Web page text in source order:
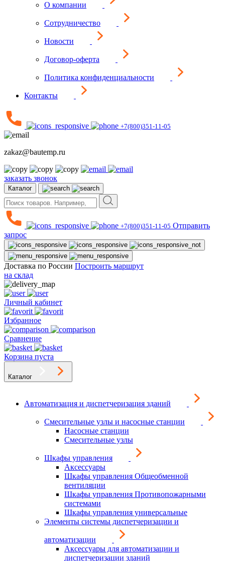
О компании
Сотрудничество
Новости
Договор-оферта
Политика конфиденциальности
Контакты
+7(800)351-11-05
zakaz@bautemp.ru
заказать звонок
Каталог
+7(800)351-11-05 Отправить
запрос
Доставка по России Построить маршрут
на склад
Личный кабинет
Избранное
Сравнение
Корзина пуста
Каталог
Автоматизация и диспетчеризация зданий
Смесительные узлы и насосные станции
Насосные станции
Смесительные узлы
Шкафы управления
Аксессуары
Шкафы управления Общеобменной
вентиляции
Шкафы управления Противопожарными
системами
Шкафы управления универсальные
Элементы системы диспетчеризации и
автоматизации
Аксессуары для автоматизации и
диспетчеризации зданий